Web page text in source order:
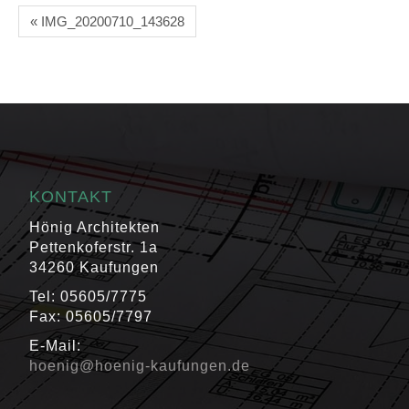
« IMG_20200710_143628
KONTAKT
Hönig Architekten
Pettenkoferstr. 1a
34260 Kaufungen
Tel: 05605/7775
Fax: 05605/7797
E-Mail:
hoenig@hoenig-kaufungen.de